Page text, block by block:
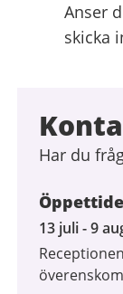
Anser
skicka
Har du
13
juli
2026
13 juli - 9